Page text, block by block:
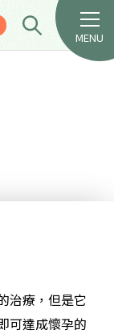
MENU
治療，但是它
可達成懷孕的